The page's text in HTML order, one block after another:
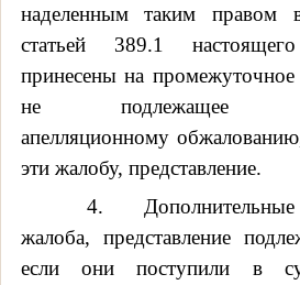
наделенным таким правом
статьей 389.1
принесены на
не подлежащее
апелляционному
эти жалобу, представление.
4.
жалоба, представление
если они поступили в